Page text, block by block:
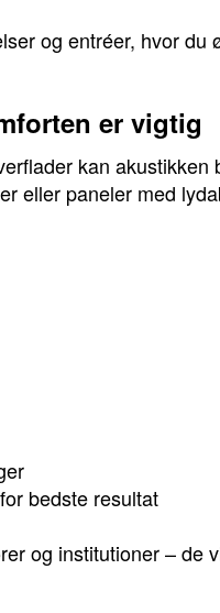
og entréer, hvor
er vigtig
kan
eller paneler med
bedste resultat
og institutioner –